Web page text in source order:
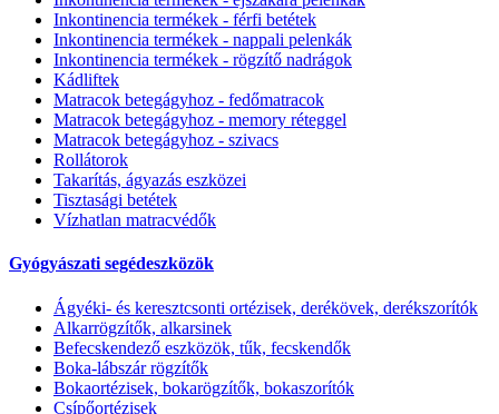
Inkontinencia termékek - férfi betétek
Inkontinencia termékek - nappali pelenkák
Inkontinencia termékek - rögzítő nadrágok
Kádliftek
Matracok betegágyhoz - fedőmatracok
Matracok betegágyhoz - memory réteggel
Matracok betegágyhoz - szivacs
Rollátorok
Takarítás, ágyazás eszközei
Tisztasági betétek
Vízhatlan matracvédők
Gyógyászati segédeszközök
Ágyéki- és keresztcsonti ortézisek, derékövek, derékszorítók
Alkarrögzítők, alkarsinek
Befecskendező eszközök, tűk, fecskendők
Boka-lábszár rögzítők
Bokaortézisek, bokarögzítők, bokaszorítók
Csípőortézisek